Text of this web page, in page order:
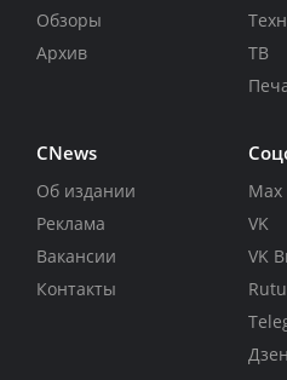
Обзоры
Архив
ТВ
CNews
Об издании
Реклама
Вакансии
Контакты
Max
VK
VK
Дзен